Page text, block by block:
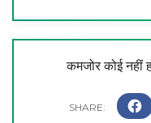
कमजोर कोई नहीं